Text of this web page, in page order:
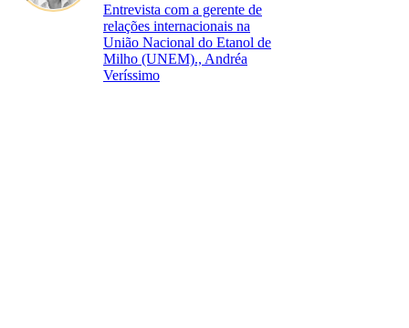
Entrevista com a gerente de
relações internacionais na
União Nacional do Etanol de
Milho (UNEM)., Andréa
Veríssimo